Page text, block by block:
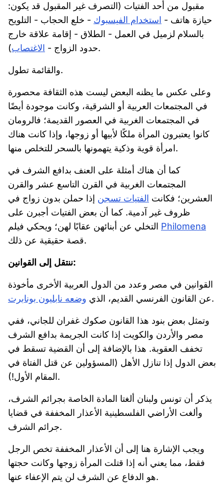
مقبول من أحد الفتيات (التصرف غير المقبول قد يكون:
حيازة هاتف - استخدام الفيسبوك - خلع الحجاب - التلويح
بالسلام لزميل في العمل - الطلاق - إقامة علاقة خارج
حدود الزواج - الاغتصاب ).
والقائمة تطول.
وعلى عكس ما يظنه البعض ليست هذه الثقافة محصورة
في المجتمعات العربية أو الشرقية، وكانت موجودة أيضًا
في المجتمعات الغربية في العصور القديمة؛ فالرومان
كانوا يعتبرون المرأة ملكًا لأبيها أو زوجها، وإذا كانت هناك
امرأة قوية وذكية يتهمونها بالسحر للتخلص منها.
كما أن هناك أمثلة على العنف بدافع الشرف في
المجتمعات الغربية في القرن التاسع عشر والقرن
العشرين؛ فكانت الفتيات تسجن إذا حملن بدون زواج في
ظروف غير آدمية. كما أن بعض الفتيات أجبرن على
Philomena
قصة حقيقية عن ذلك.
ننتقل إلى القوانين:
القوانين في مصر وعدد من الدول العربية الأخرى مأخوذة
عن القانون الفرنسي القديم، الذي وضعه نابليون بونابرت .
وتمثل بعض بنود هذا القانون صكوك غفران للجاني، ففي
مصر والأردن والكويت إذا كانت الجريمة بدافع الشرف
تخفف العقوبة. هذا بالإضافة إلى أن القضية تسقط في
بعض الدول إذا تنازل الأهل (المسؤولين عن قتل الفتاة في
المقام الأول!).
يذكر أن تونس ولبنان ألغتا المادة الخاصة بجرائم الشرف،
وألغت الأراضي الفلسطينية الأعذار المخففة في قضايا
جرائم الشرف.
ويجب الإشارة هنا إلى أن الأعذار المخففة تخص الرجل
فقط، مما يعني أنه إذا قتلت المرأة زوجها وكانت حجتها
هو الدفاع عن الشرف لن يتم الإعفاء عنها.